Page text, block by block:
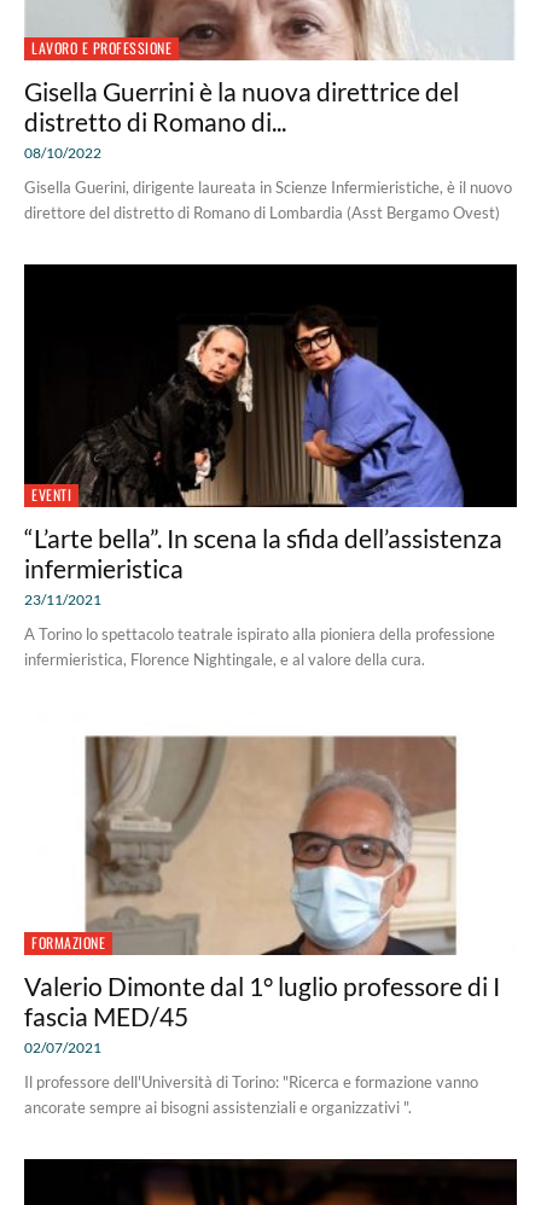
LAVORO E PROFESSIONE
Gisella Guerrini è la nuova direttrice del
distretto di Romano di...
08/10/2022
Gisella Guerini, dirigente laureata in Scienze Infermieristiche, è il nuovo
direttore del distretto di Romano di Lombardia (Asst Bergamo Ovest)
EVENTI
“L’arte bella”. In scena la sfida dell’assistenza
infermieristica
23/11/2021
A Torino lo spettacolo teatrale ispirato alla pioniera della professione
infermieristica, Florence Nightingale, e al valore della cura.
FORMAZIONE
Valerio Dimonte dal 1° luglio professore di I
fascia MED/45
02/07/2021
Il professore dell'Università di Torino: "Ricerca e formazione vanno
ancorate sempre ai bisogni assistenziali e organizzativi ".